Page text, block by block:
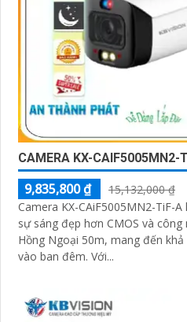
CAMERA KX-CAIF5005MN2-
9,835,800 ₫
15,132,000 ₫
Camera KX-CAiF5005MN2-TiF-
sự sáng đẹp hơn CMOS và
Hồng Ngoại 50m, mang đến
vào ban đêm. Với...